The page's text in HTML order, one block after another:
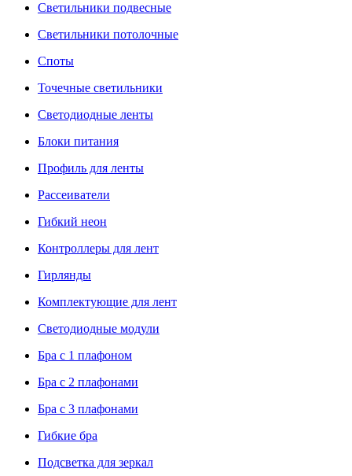
Светильники подвесные
Светильники потолочные
Споты
Точечные светильники
Светодиодные ленты
Блоки питания
Профиль для ленты
Рассеиватели
Гибкий неон
Контроллеры для лент
Гирлянды
Комплектующие для лент
Светодиодные модули
Бра с 1 плафоном
Бра с 2 плафонами
Бра с 3 плафонами
Гибкие бра
Подсветка для зеркал